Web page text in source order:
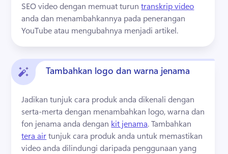
SEO video dengan memuat turun transkrip video
anda dan menambahkannya pada penerangan
YouTube atau mengubahnya menjadi artikel.
Tambahkan logo dan warna jenama
Jadikan tunjuk cara produk anda dikenali dengan
serta-merta dengan menambahkan logo, warna dan
fon jenama anda dengan kit jenama. Tambahkan
tera air tunjuk cara produk anda untuk memastikan
video anda dilindungi daripada penggunaan yang